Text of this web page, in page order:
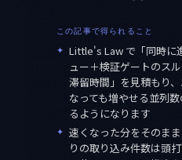
この記事で得られること
✦ Little's Law で「同時に
ュー＋検証ゲートのス
滞留時間」を見積もり
なっても増やせる並列
るようになります
✦ 速くなった分をそのま
りの取り込み件数は頭